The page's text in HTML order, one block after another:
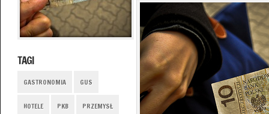
TAGI
GASTRONOMIA GUS
HOTELE PKB PRZEMYSŁ